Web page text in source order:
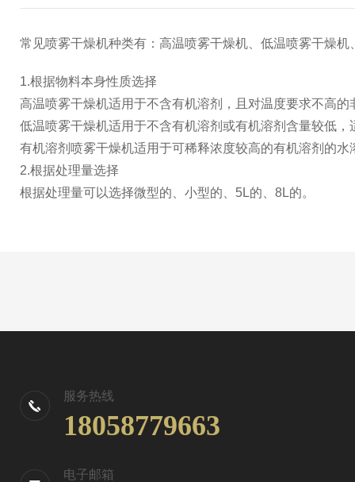
常见喷雾干燥机种类有：高温喷雾干燥机、低温喷雾干燥机
1.根据物料本身性质选择
高温喷雾干燥机适用于不含有机溶剂，且对温度要求不高
低温喷雾干燥机适用于不含有机溶剂或有机溶剂含量较低
有机溶剂喷雾干燥机适用于可稀释浓度较高的有机溶剂的水
2.根据处理量选择
根据处理量可以选择微型的、小型的、5L的、8L的。
服务热线
18058779663
电子邮箱